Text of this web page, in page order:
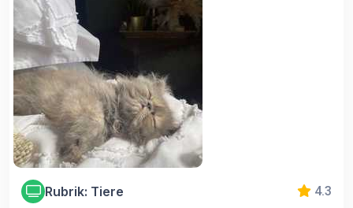
Rubrik: Tiere 4.3